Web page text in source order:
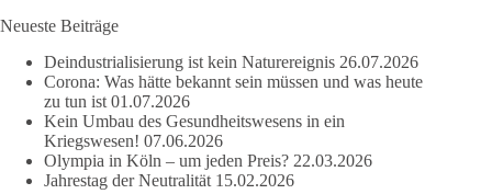
Neueste Beiträge
Deindustrialisierung ist kein Naturereignis 26.07.2026
Corona: Was hätte bekannt sein müssen und was heute
zu tun ist 01.07.2026
Kein Umbau des Gesundheitswesens in ein
Kriegswesen! 07.06.2026
Olympia in Köln – um jeden Preis? 22.03.2026
Jahrestag der Neutralität 15.02.2026